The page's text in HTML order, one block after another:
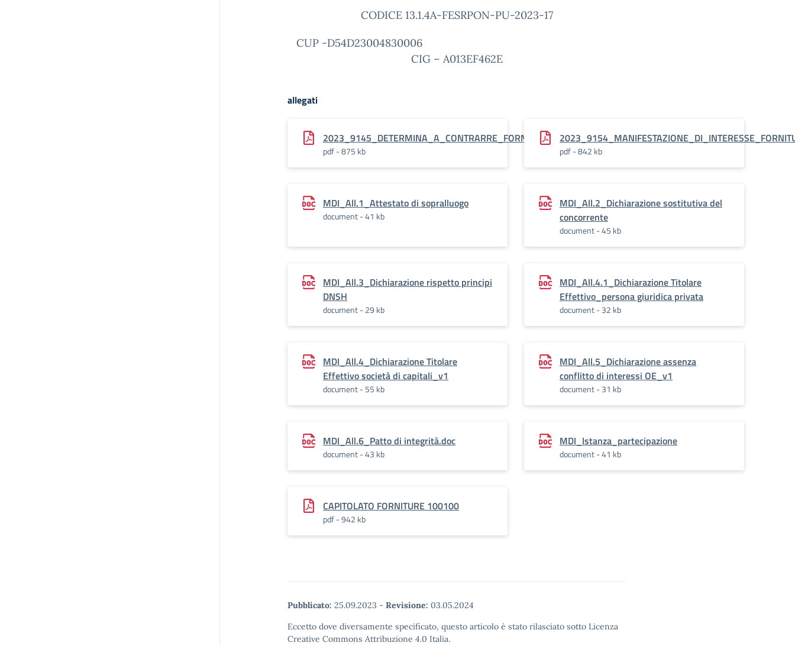
CODICE 13.1.4A-FESRPON-PU-2023-17
CUP -D54D23004830006
CIG – A013EF462E
allegati
2023_9145_DETERMINA_A_CONTRARRE_FORNITURE_AVVISO_100100
pdf - 875 kb pdf - 842 kb
MDI_All.1_Attestato di sopralluogo
document - 41 kb
MDI_All.2_Dichiarazione sostitutiva del
concorrente
document - 45 kb
MDI_All.3_Dichiarazione rispetto principi
DNSH
document - 29 kb
MDI_All.4.1_Dichiarazione Titolare
Effettivo_persona giuridica privata
document - 32 kb
MDI_All.4_Dichiarazione Titolare
Effettivo società di capitali_v1
document - 55 kb
MDI_All.5_Dichiarazione assenza
conflitto di interessi OE_v1
document - 31 kb
MDI_All.6_Patto di integrità.doc
document - 43 kb
MDI_Istanza_partecipazione
document - 41 kb
CAPITOLATO FORNITURE 100100
pdf - 942 kb
Pubblicato: 25.09.2023 - Revisione: 03.05.2024
Eccetto dove diversamente specificato, questo articolo è stato rilasciato sotto Licenza
Creative Commons Attribuzione 4.0 Italia.